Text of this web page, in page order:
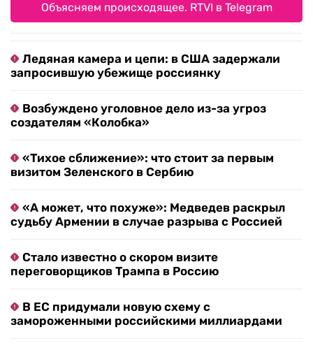
Объясняем происходящее. RTVI в Telegram
Ледяная камера и цепи: в США задержали
запросившую убежище россиянку
Возбуждено уголовное дело из-за угроз
создателям «Колобка»
«Тихое сближение»: что стоит за первым
визитом Зеленского в Сербию
«А может, что похуже»: Медведев раскрыл
судьбу Армении в случае разрыва с Россией
Стало известно о скором визите
переговорщиков Трампа в Россию
В ЕС придумали новую схему с
замороженными российскими миллиардами